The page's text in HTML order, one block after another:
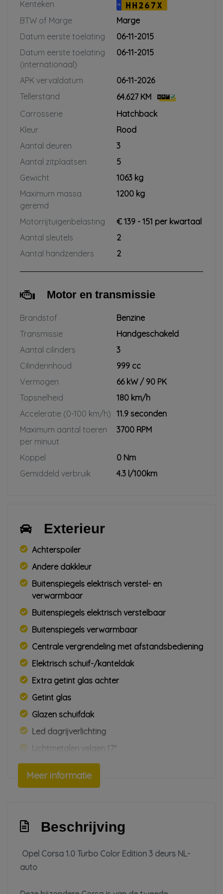
Kenteken NL
HH267X
BTW of Marge
Marge
Datum eerste toelating
06-11-2015
Datum eerste toelating
(internationaal)
06-11-2015
APK vervaldatum
06-11-2026
Tellerstand
64.627 KM
Carrosserie
Hatchback
Kleur
Rood
Aantal deuren
3
Aantal zitplaatsen
5
Gewicht
1063 kg
Maximum massa
geremd
1200 kg
Motorrijtuigenbelasting
€ 139 - 151 per kwartaal
Aantal sleutels
2
Aantal handzenders
2
Motor en transmissie
Brandstof
Benzine
Transmissie
Handgeschakeld
Aantal cilinders
3
Cilinderinhoud
999 cc
Vermogen
66 kW / 90 PK
Topsnelheid
180 km/h
Acceleratie (0-100 km/h) 11.9 seconden
Maximum aantal toeren
per minuut
3700 RPM
Koppel
0 Nm
Gemiddeld verbruik
4.3 l/100km
Exterieur
Achterspoiler
Andere dakkleur
Buitenspiegels elektrisch verstel- en
verwarmbaar
Buitenspiegels elektrisch verstelbaar
Buitenspiegels verwarmbaar
Centrale vergrendeling met afstandsbediening
Elektrisch schuif-/kanteldak
Extra getint glas achter
Getint glas
Glazen schuifdak
Led dagrijverlichting
Lichtmetalen velgen 17''
Mistlampen voor
Parkeersensor voor en achter
Side-skirts
Sportonderstel
Meer informatie
Beschrijving
Opel Corsa 1.0 Turbo Color Edition 3 deurs NL-
auto